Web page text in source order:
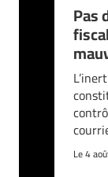
Pas
Le 4